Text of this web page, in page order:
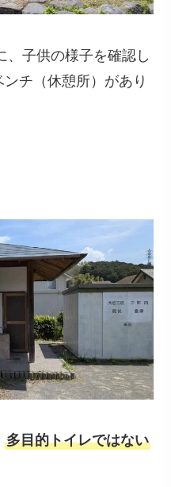
、子供の様子を確認し
チ（休憩所）があり
多目的トイレではない